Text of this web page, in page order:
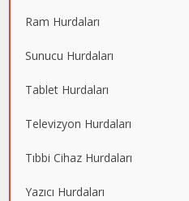
Ram Hurdaları
Sunucu Hurdaları
Tablet Hurdaları
Televizyon Hurdaları
Tıbbi Cihaz Hurdaları
Yazıcı Hurdaları